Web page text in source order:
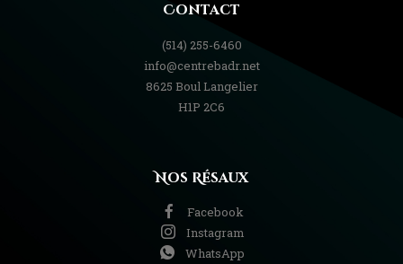
Contact
(514) 255-6460
info@centrebadr.net
8625 Boul Langelier
H1P 2C6
Nos Résaux
Facebook
Instagram
WhatsApp